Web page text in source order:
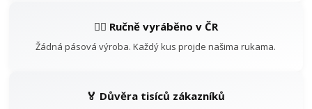
👷‍♂️ Ručně vyráběno v ČR
Žádná pásová výroba. Každý kus projde našima rukama.
🏅 Důvěra tisíců zákazníků